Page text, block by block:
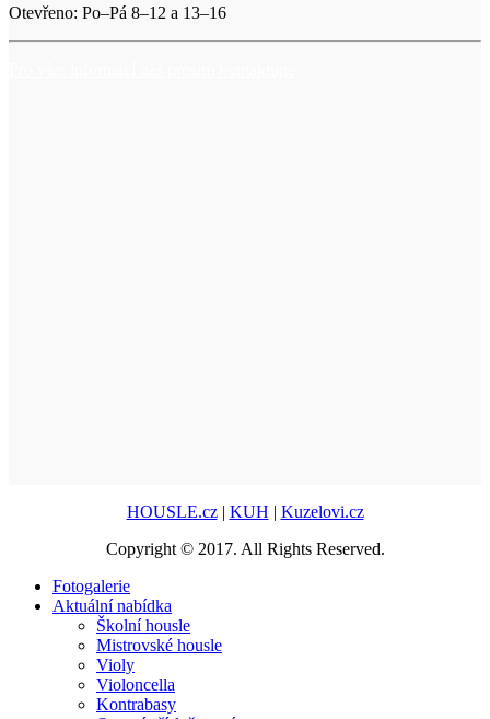
Otevřeno: Po–Pá 8–12 a 13–16
HOUSLE.cz| KUH | Kuzelovi.cz
Copyright © 2017. All Rights Reserved.
Fotogalerie
Aktuální nabídka
Školní housle
Mistrovské housle
Violy
Violoncella
Kontrabasy